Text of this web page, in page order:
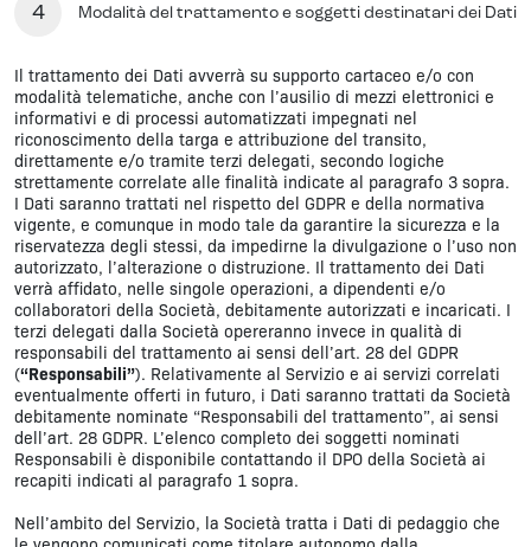
4 Modalità del trattamento e soggetti destinatari dei Dati
Il trattamento dei Dati avverrà su supporto cartaceo e/o con
modalità telematiche, anche con l’ausilio di mezzi elettronici e
informativi e di processi automatizzati impegnati nel
riconoscimento della targa e attribuzione del transito,
direttamente e/o tramite terzi delegati, secondo logiche
strettamente correlate alle finalità indicate al paragrafo 3 sopra.
I Dati saranno trattati nel rispetto del GDPR e della normativa
vigente, e comunque in modo tale da garantire la sicurezza e la
riservatezza degli stessi, da impedirne la divulgazione o l’uso non
autorizzato, l’alterazione o distruzione. Il trattamento dei Dati
verrà affidato, nelle singole operazioni, a dipendenti e/o
collaboratori della Società, debitamente autorizzati e incaricati. I
terzi delegati dalla Società opereranno invece in qualità di
responsabili del trattamento ai sensi dell’art. 28 del GDPR
(“Responsabili”). Relativamente al Servizio e ai servizi correlati
eventualmente offerti in futuro, i Dati saranno trattati da Società
debitamente nominate “Responsabili del trattamento”, ai sensi
dell’art. 28 GDPR. L’elenco completo dei soggetti nominati
Responsabili è disponibile contattando il DPO della Società ai
recapiti indicati al paragrafo 1 sopra.
Nell’ambito del Servizio, la Società tratta i Dati di pedaggio che